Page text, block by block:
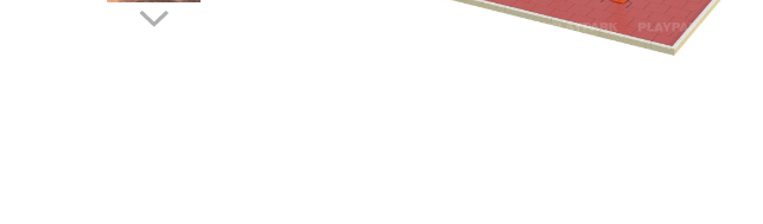
Echipamente de Joacă